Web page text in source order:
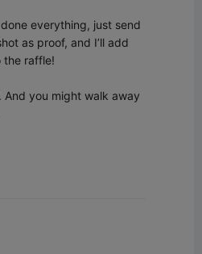
done everything, just send
as proof, and I’ll add
the raffle!
And you might walk away